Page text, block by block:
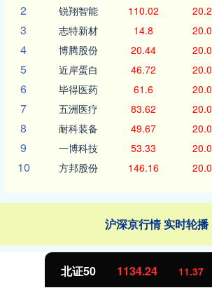
2 锐翔智能 110.02
3 志特新材 14.8
4 博腾股份 20.44
5 近岸蛋白 46.72
6 毕得医药 61.6
7 五洲医疗 83.62
8 耐科装备 49.67
9 一博科技 53.33
10 方邦股份 146.16
沪深京行情 实时轮播
北证50 1134.24 11.37